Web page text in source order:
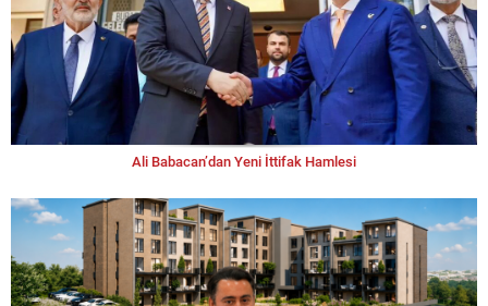
Ali Babacan’dan Yeni İttifak Hamlesi